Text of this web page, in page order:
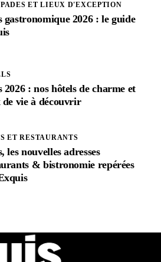
ET LIEUX D'EXCEPTION
gastronomique 2026 : le guide
2026 : nos hôtels de charme et
de vie à découvrir
ET RESTAURANTS
les nouvelles adresses
& bistronomie repérées